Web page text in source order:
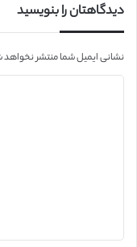
دیدگاهتان را بنویسید
نشانی ایمیل شما منتشر